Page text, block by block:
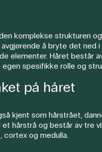
komplekse strukturen
å bryte det ned
elementer. Håret består
egen spesifikke rolle og
på håret
kjent som hårstrået,
hårstrå og består av tre
cortex og medulla.